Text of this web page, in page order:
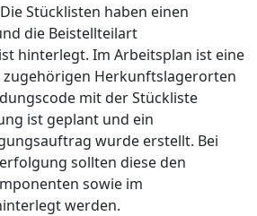
Stücklisten haben einen
die Beistellteilart
hinterlegt. Im Arbeitsplan ist eine
Herkunftslagerorten
mit der Stückliste
ist geplant und ein
wurde erstellt. Bei
sollten diese den
sowie im
werden.